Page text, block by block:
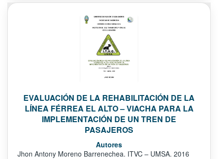
EVALUACIÓN DE LA REHABILITACIÓN DE LA
LÍNEA FÉRREA EL ALTO – VIACHA PARA LA
IMPLEMENTACIÓN DE UN TREN DE
PASAJEROS
Autores
Jhon Antony Moreno Barrenechea. ITVC – UMSA. 2016